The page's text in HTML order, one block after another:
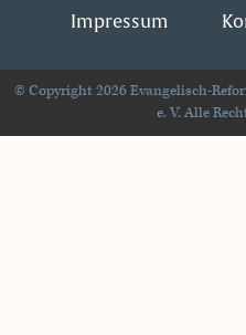
Impressum
© Copyright 2026 Evangelisch-
e. V. Alle